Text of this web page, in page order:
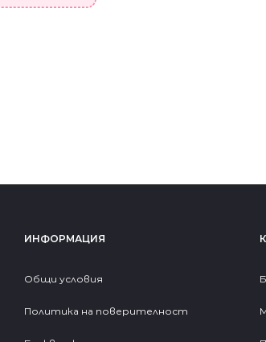
ИНФОРМАЦИЯ
Общи условия
Политика на поверителност